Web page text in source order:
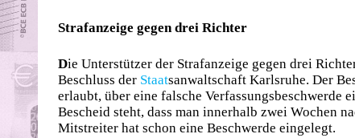
Strafanzeige gegen drei Richter
Die Unterstützer der Strafanzeige gegen drei
Beschluss der Staatsanwaltschaft Karlsruhe. Der
erlaubt, über eine falsche
Bescheid steht, dass man innerhalb zwei Wochen
Mitstreiter hat schon eine Beschwerde eingelegt.